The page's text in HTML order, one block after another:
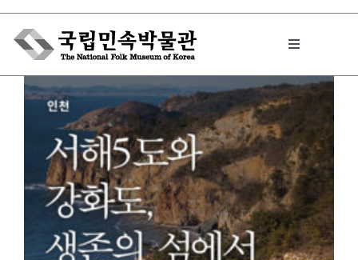
Skip
content
Toggle
박물관에서는
민속이야기
민속 인사이드